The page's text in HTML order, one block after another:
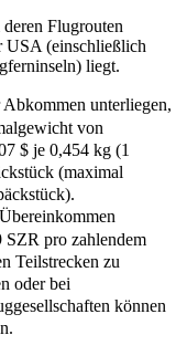
Flugrouten
USA (einschließlich
liegt.
unterliegen,
von
$ je 0,454 kg (1
(maximal
SZR pro zahlendem
Teilstrecken zu
oder bei
können